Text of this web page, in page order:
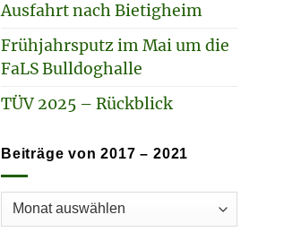
Ausfahrt nach Bietigheim
Frühjahrsputz im Mai um die
FaLS Bulldoghalle
TÜV 2025 – Rückblick
Beiträge von 2017 – 2021
Beiträge
von